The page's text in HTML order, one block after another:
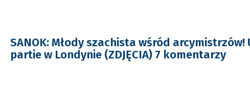
SANOK: Młody szachista wśród arcymistrzów!
partie w Londynie (ZDJĘCIA) 7 komentarzy